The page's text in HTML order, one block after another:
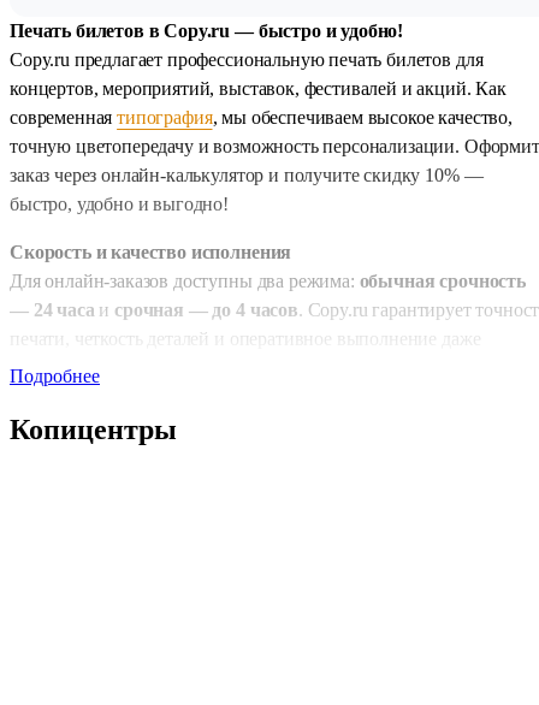
Печать билетов в Copy.ru — быстро и удобно!
Copy.ru предлагает профессиональную печать билетов для
концертов, мероприятий, выставок, фестивалей и акций. Как
современнаятипография, мы обеспечиваем высокое качество,
точную цветопередачу и возможность персонализации.
заказ через онлайн-калькулятор и получите скидку 10% —
быстро, удобно и выгодно!
Скорость и качество исполнения
Для онлайн-заказов доступны два режима: обычная срочность
— 24 часа и срочная — до 4 часов. Copy.ru гарантирует
печати, четкость деталей и оперативное выполнение даже
крупных тиражей. Каждый заказ проходит контроль качества
Тип печати и форматы
Подробнее
Копицентры